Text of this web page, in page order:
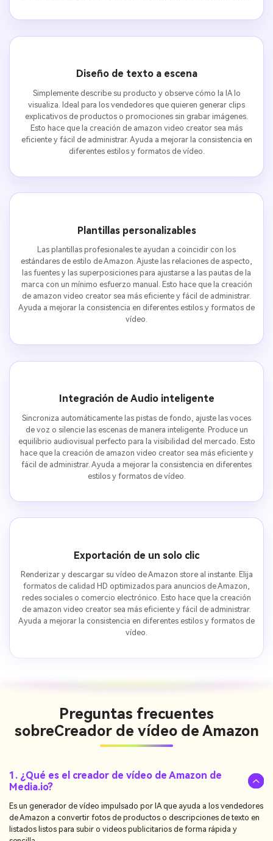
Diseño de texto a escena
Simplemente describe su producto y observe cómo la IA lo
visualiza. Ideal para los vendedores que quieren generar clips
explicativos de productos o promociones sin grabar imágenes.
Esto hace que la creación de amazon video creator sea más
eficiente y fácil de administrar. Ayuda a mejorar la consistencia en
diferentes estilos y formatos de vídeo.
Plantillas personalizables
Las plantillas profesionales te ayudan a coincidir con los
estándares de estilo de Amazon. Ajuste las relaciones de aspecto,
las fuentes y las superposiciones para ajustarse a las pautas de la
marca con un mínimo esfuerzo manual. Esto hace que la creación
de amazon video creator sea más eficiente y fácil de administrar.
Ayuda a mejorar la consistencia en diferentes estilos y formatos de
vídeo.
Integración de Audio inteligente
Sincroniza automáticamente las pistas de fondo, ajuste las voces
de voz o silencie las escenas de manera inteligente. Produce un
equilibrio audiovisual perfecto para la visibilidad del mercado. Esto
hace que la creación de amazon video creator sea más eficiente y
fácil de administrar. Ayuda a mejorar la consistencia en diferentes
estilos y formatos de vídeo.
Exportación de un solo clic
Renderizar y descargar su vídeo de Amazon store al instante. Elija
formatos de calidad HD optimizados para anuncios de Amazon,
redes sociales o comercio electrónico. Esto hace que la creación
de amazon video creator sea más eficiente y fácil de administrar.
Ayuda a mejorar la consistencia en diferentes estilos y formatos de
vídeo.
Preguntas frecuentes
sobreCreador de vídeo de Amazon
1. ¿Qué es el creador de vídeo de Amazon de
Media.io?
Es un generador de vídeo impulsado por IA que ayuda a los vendedores
de Amazon a convertir fotos de productos o descripciones de texto en
listados listos para subir o videos publicitarios de forma rápida y